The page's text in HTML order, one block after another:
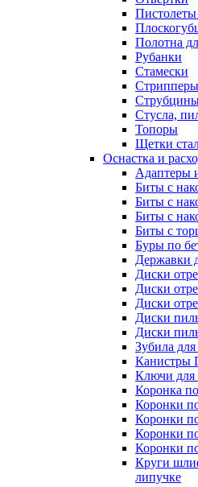
Пистолеты
Полотна
Рубанки
Стамески
Стрипперы
Стусла,
Топоры
Щетки
Оснастка и
Адаптеры
Биты с
Биты с
Биты с
Биты с
Буры по
Державки
Диски
Диски
Диски
Диски
Диски
Зубила
Канистры
Ключи
Коронка
Коронки
Коронки
Коронки
Коронки
Круги
липучке